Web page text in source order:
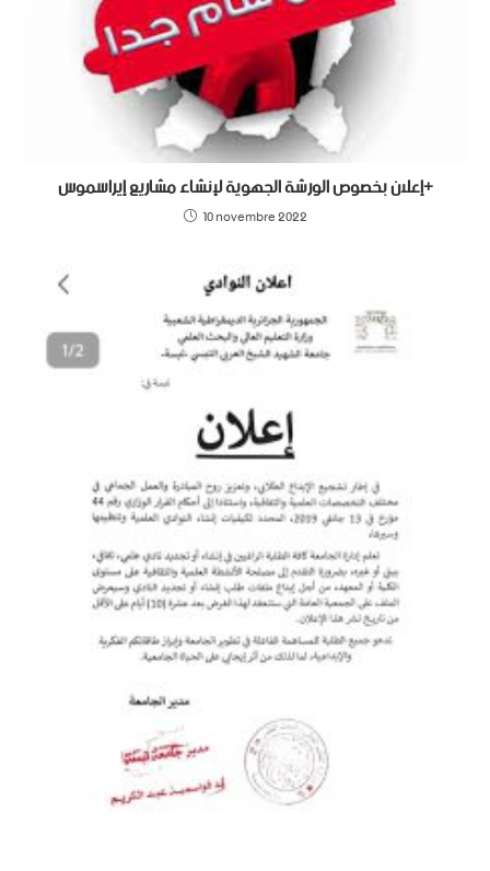
إعلان بخصوص الورشة الجهوية لإنشاء مشاريع إيراسموس+
10 novembre 2022